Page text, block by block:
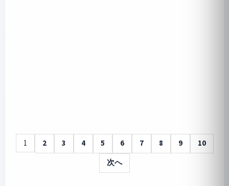
1 2 3 4 5 6 7 8 9
10
次へ